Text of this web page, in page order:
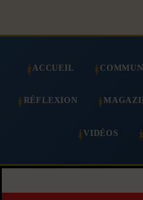
ACCUEIL
RÉFLEXION
VIDÉOS